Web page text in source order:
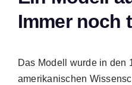
Immer noch
Das Modell wurde in den
amerikanischen